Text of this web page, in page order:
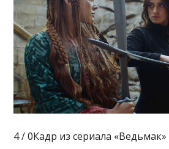
4 / 0Кадр из сериала «Ведьмак»